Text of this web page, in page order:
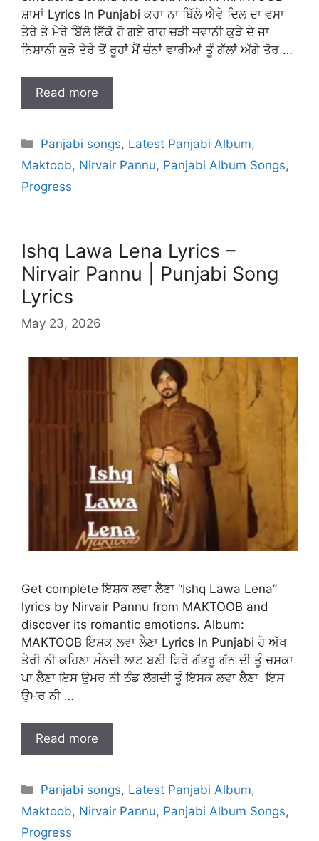
ਸ਼ਾਮਾਂ Lyrics In Punjabi ਕਰਾ ਨਾ ਬਿੱਲੋ ਐਵੇ ਦਿਲ ਦਾ ਵਸਾ
ਤੇਰੇ ਤੇ ਮੇਰੇ ਬਿੱਲੋ ਇੱਕੋ ਹੋ ਗਏ ਰਾਹ ਚੜੀ ਜਵਾਨੀ ਕੁੜੇ ਦੇ ਜਾ
ਨਿਸ਼ਾਨੀ ਕੁੜੇ ਤੇਰੇ ਤੋਂ ਰੂਹਾਂ ਮੈਂ ਚੰਨਾਂ ਵਾਰੀਆਂ ਤੂੰ ਗੱਲਾਂ ਅੱਗੇ ਤੋਰ …
Read more
Categories
Panjabi songs, Latest Panjabi Album,
Maktoob, Nirvair Pannu, Panjabi Album Songs,
Progress
Ishq Lawa Lena Lyrics –
Nirvair Pannu | Punjabi Song
Lyrics
May 23, 2026
Get complete ਇਸ਼ਕ ਲਵਾ ਲੈਣਾ “Ishq Lawa Lena”
lyrics by Nirvair Pannu from MAKTOOB and
discover its romantic emotions. Album:
MAKTOOB ਇਸ਼ਕ ਲਵਾ ਲੈਣਾ Lyrics In Punjabi ਹੋ ਅੱਖ
ਤੇਰੀ ਨੀ ਕਹਿਣਾ ਮੰਨਦੀ ਲਾਟ ਬਣੀ ਫਿਰੇ ਗੱਭਰੂ ਗੱਨ ਦੀ ਤੂੰ ਚਸਕਾ
ਪਾ ਲੈਣਾ ਇਸ ਉਮਰ ਨੀ ਠੰਡ ਲੱਗਦੀ ਤੂੰ ਇਸਕ ਲਵਾ ਲੈਣਾ ਇਸ
ਉਮਰ ਨੀ …
Read more
Categories
Panjabi songs, Latest Panjabi Album,
Maktoob, Nirvair Pannu, Panjabi Album Songs,
Progress